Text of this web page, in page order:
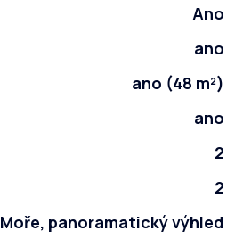
Ano
ano
ano (48 m²)
ano
2
2
Moře, panoramatický výhled